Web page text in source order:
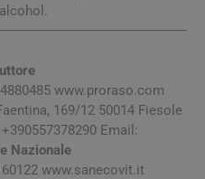
www.proraso.com
169/12 50014 Fiesole
Email:
Nazionale
www.sanecovit.it